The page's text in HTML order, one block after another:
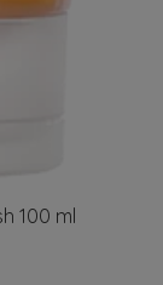
100 ml